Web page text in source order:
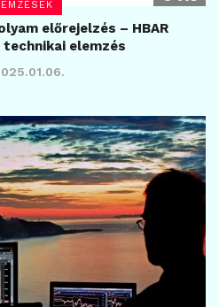
előrejelzés – HBAR
elemzés